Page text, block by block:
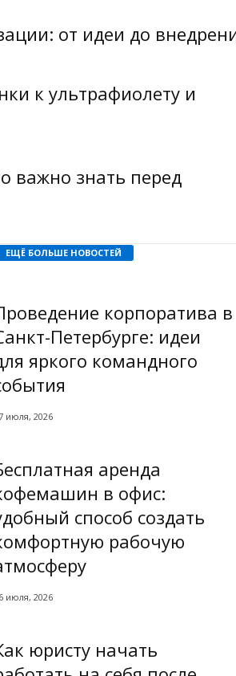
от идеи до
к ультрафиолету и
важно знать перед
ЕЩЁ БОЛЬШЕ НОВОСТЕЙ
корпоратива в
Петербурге: идеи
яркого командного
июля, 2026
аренда
в офис:
способ создать
рабочую
июля, 2026
юристу начать